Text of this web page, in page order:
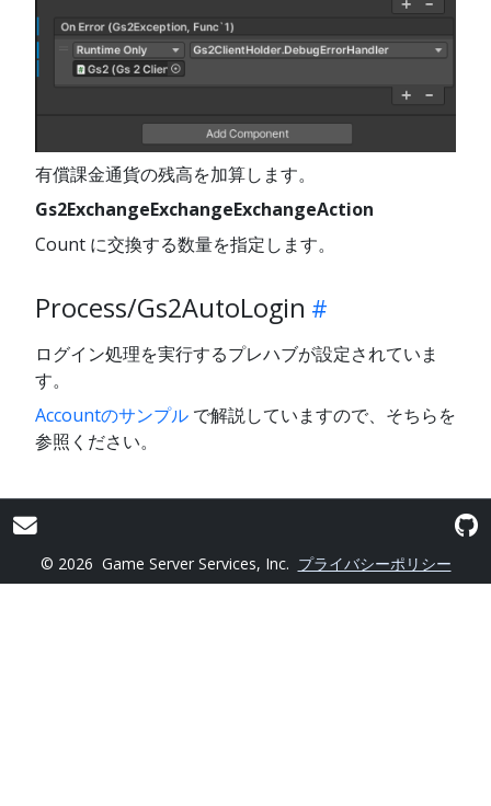
有償課金通貨の残高を加算します。
Gs2ExchangeExchangeExchangeAction
Count に交換する数量を指定します。
Process/Gs2AutoLogin
ログイン処理を実行するプレハブが設定されていま
す。
Accountのサンプル で解説していますので、そちらを
参照ください。
© 2026 Game Server Services, Inc. プライバシーポリシー